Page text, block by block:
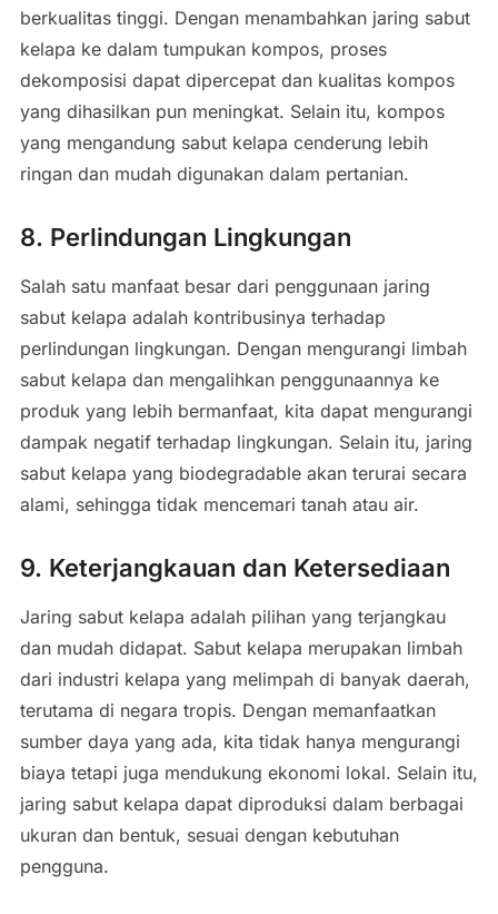
berkualitas tinggi. Dengan menambahkan jaring sabut
kelapa ke dalam tumpukan kompos, proses
dekomposisi dapat dipercepat dan kualitas kompos
yang dihasilkan pun meningkat. Selain itu, kompos
yang mengandung sabut kelapa cenderung lebih
ringan dan mudah digunakan dalam pertanian.
8. Perlindungan Lingkungan
Salah satu manfaat besar dari penggunaan jaring
sabut kelapa adalah kontribusinya terhadap
perlindungan lingkungan. Dengan mengurangi limbah
sabut kelapa dan mengalihkan penggunaannya ke
produk yang lebih bermanfaat, kita dapat mengurangi
dampak negatif terhadap lingkungan. Selain itu, jaring
sabut kelapa yang biodegradable akan terurai secara
alami, sehingga tidak mencemari tanah atau air.
9. Keterjangkauan dan Ketersediaan
Jaring sabut kelapa adalah pilihan yang terjangkau
dan mudah didapat. Sabut kelapa merupakan limbah
dari industri kelapa yang melimpah di banyak daerah,
terutama di negara tropis. Dengan memanfaatkan
sumber daya yang ada, kita tidak hanya mengurangi
biaya tetapi juga mendukung ekonomi lokal. Selain itu,
jaring sabut kelapa dapat diproduksi dalam berbagai
ukuran dan bentuk, sesuai dengan kebutuhan
pengguna.